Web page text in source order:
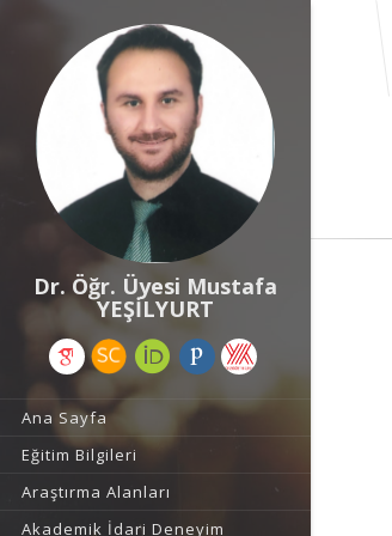
Dr. Öğr. Üyesi Mustafa
YEŞİLYURT
Ana Sayfa
Eğitim Bilgileri
Araştırma Alanları
Akademik İdari Deneyim